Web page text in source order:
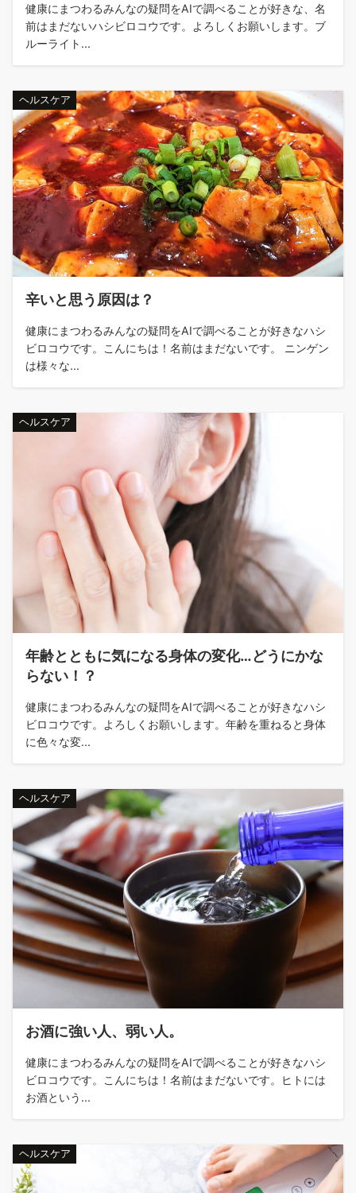
健康にまつわるみんなの疑問をAIで調べることが好きな、名
前はまだないハシビロコウです。よろしくお願いします。ブ
ルーライト...
ヘルスケア
辛いと思う原因は？
健康にまつわるみんなの疑問をAIで調べることが好きなハシ
ビロコウです。こんにちは！名前はまだないです。 ニンゲン
は様々な...
ヘルスケア
年齢とともに気になる身体の変化…どうにかな
らない！？
健康にまつわるみんなの疑問をAIで調べることが好きなハシ
ビロコウです。よろしくお願いします。年齢を重ねると身体
に色々な変...
ヘルスケア
お酒に強い人、弱い人。
健康にまつわるみんなの疑問をAIで調べることが好きなハシ
ビロコウです。こんにちは！名前はまだないです。ヒトには
お酒という...
ヘルスケア